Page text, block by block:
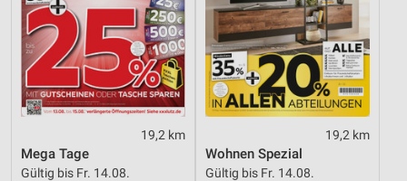
19,2 km
Mega Tage
Gültig bis Fr. 14.08.
19,2 km
Wohnen Spezial
Gültig bis Fr. 14.08.
Entwicklung und Verbesserung der Angebote
Verwendung reduzierter Daten zur Auswahl von
Inhalten
IAB-Besonderheiten:
Verwendung genauer Standortdaten
Geräte anhand von aktiv angeforderten
Informationen identifizieren